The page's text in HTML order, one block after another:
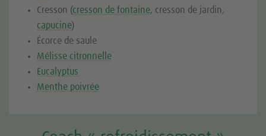
Cresson (cresson de fontaine, cresson de jardin,
capucine)
Écorce de saule
Mélisse citronnelle
Eucalyptus
Menthe poivrée